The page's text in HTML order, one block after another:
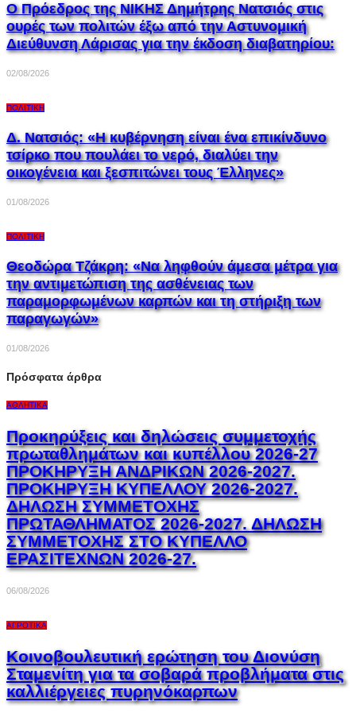
Ο Πρόεδρος της ΝΙΚΗΣ Δημήτρης Νατσιός στις
ουρές των πολιτών έξω από την Αστυνομική
Διεύθυνση Λάρισας για την έκδοση διαβατηρίου:
02/08/2026
ΠΟΛΙΤΙΚΉ
Δ. Νατσιός: «Η κυβέρνηση είναι ένα επικίνδυνο
τσίρκο που πουλάει το νερό, διαλύει την
οικογένεια και ξεσπιτώνει τους Έλληνες»
01/08/2026
ΠΟΛΙΤΙΚΉ
Θεοδώρα Τζάκρη: «Να ληφθούν άμεσα μέτρα για
την αντιμετώπιση της ασθένειας των
παραμορφωμένων καρπών και τη στήριξη των
παραγωγών»
01/08/2026
Πρόσφατα άρθρα
ΑΘΛΗΤΙΚΆ
Προκηρύξεις και δηλώσεις συμμετοχής
πρωταθλημάτων και κυπέλλου 2026-27
ΠΡΟΚΗΡΥΞΗ ΑΝΔΡΙΚΩΝ 2026-2027.
ΠΡΟΚΗΡΥΞΗ ΚΥΠΕΛΛΟΥ 2026-2027.
ΔΗΛΩΣΗ ΣΥΜΜΕΤΟΧΗΣ
ΠΡΩΤΑΘΛΗΜΑΤΟΣ 2026-2027. ΔΗΛΩΣΗ
ΣΥΜΜΕΤΟΧΗΣ ΣΤΟ ΚΥΠΕΛΛΟ
ΕΡΑΣΙΤΕΧΝΩΝ 2026-27.
06/08/2026
ΑΓΡΟΤΙΚΆ
Κοινοβουλευτική ερώτηση του Διονύση
Σταμενίτη για τα σοβαρά προβλήματα στις
καλλιέργειες πυρηνόκαρπων